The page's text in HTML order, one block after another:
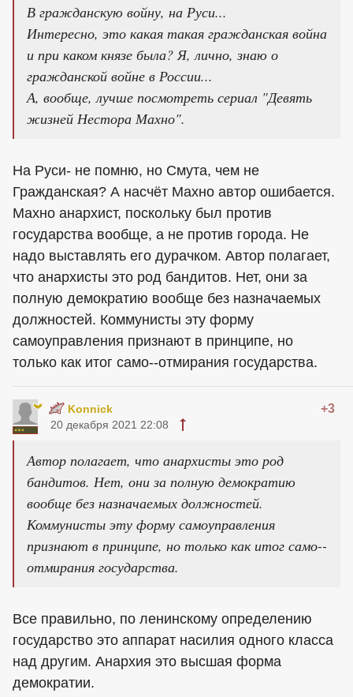
В гражданскую войну, на Руси...
Интересно, это какая такая гражданская война
и при каком князе была? Я, лично, знаю о
гражданской войне в России...
А, вообще, лучше посмотреть сериал "Девять
жизней Нестора Махно".
На Руси- не помню, но Смута, чем не
Гражданская? А насчёт Махно автор ошибается.
Махно анархист, поскольку был против
государства вообще, а не против города. Не
надо выставлять его дурачком. Автор полагает,
что анархисты это род бандитов. Нет, они за
полную демократию вообще без назначаемых
должностей. Коммунисты эту форму
самоуправления признают в принципе, но
только как итог само--отмирания государства.
Konnick +3
20 декабря 2021 22:08
Автор полагает, что анархисты это род
бандитов. Нет, они за полную демократию
вообще без назначаемых должностей.
Коммунисты эту форму самоуправления
признают в принципе, но только как итог само--
отмирания государства.
Все правильно, по ленинскому определению
государство это аппарат насилия одного класса
над другим. Анархия это высшая форма
демократии.